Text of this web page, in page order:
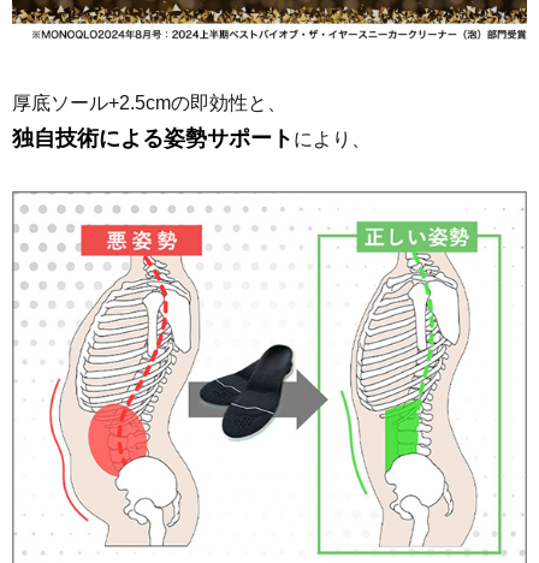
厚底ソール+2.5cmの即効性と、
独自技術による姿勢サポート により、